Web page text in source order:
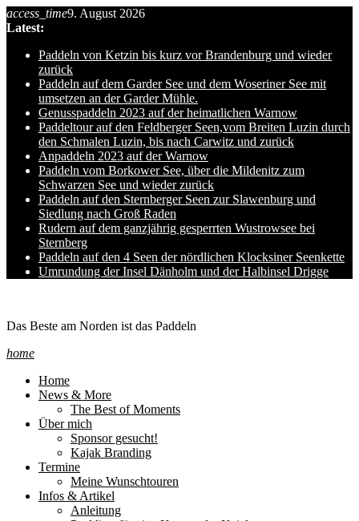
Skip
to
content
access_time9. August 2026
Latest:
Paddeln von Ketzin bis kurz vor Brandenburg und wieder
zurück
Paddeln auf dem Garder See und dem Woseriner See mit
umsetzen an der Garder Mühle.
Genusspaddeln 2023 auf der heimatlichen Warnow
Paddeltour auf den Feldberger Seen,vom Breiten Luzin durch
den Schmalen Luzin, bis nach Carwitz und zurück
Anpaddeln 2023 auf der Warnow
Paddeln vom Borkower See, über die Mildenitz zum
Schwarzen See und wieder zurück
Paddeln auf den Sternberger Seen zur Slawenburg und
Siedlung nach Groß Raden
Rudern auf dem ganzjährig gesperrten Wustrowsee bei
Sternberg
Paddeln auf den 4 Seen der nördlichen Klocksiner Seenkette
Umrundung der Insel Dänholm und der Halbinsel Drigge
Das Beste am Norden ist das Paddeln
home
Home
News & More
The Best of Moments
Über mich
Sponsor gesucht!
Kajak Branding
Termine
Meine Wunschtouren
Infos & Artikel
Anleitung